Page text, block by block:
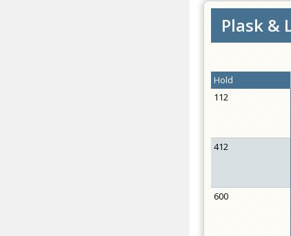
Plask &
Hold
112
412
600